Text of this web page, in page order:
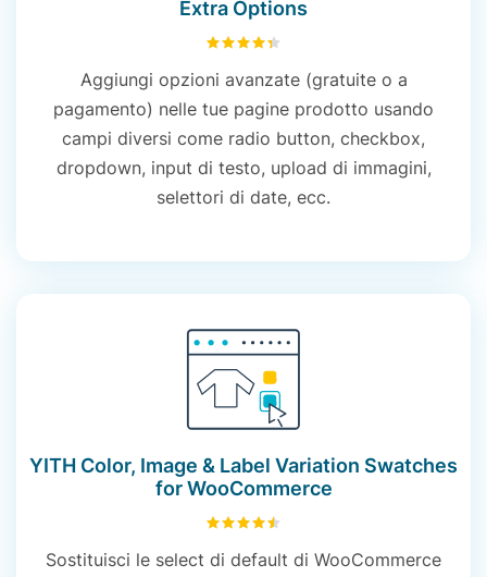
Extra Options
Aggiungi opzioni avanzate (gratuite o a
pagamento) nelle tue pagine prodotto usando
campi diversi come radio button, checkbox,
dropdown, input di testo, upload di immagini,
selettori di date, ecc.
YITH Color, Image & Label Variation Swatches
for WooCommerce
Sostituisci le select di default di WooCommerce